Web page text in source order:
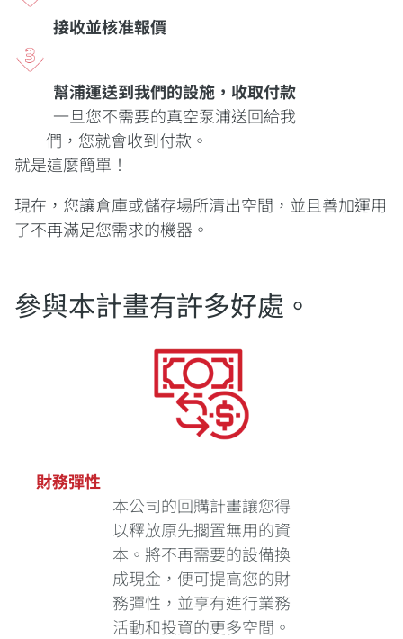
接收並核准報價
幫浦運送到我們的設施，收取付款
一旦您不需要的真空泵浦送回給我
們，您就會收到付款。
就是這麼簡單！
現在，您讓倉庫或儲存場所清出空間，並且善加運用
了不再滿足您需求的機器。
參與本計畫有許多好處。
財務彈性
本公司的回購計畫讓您得
以釋放原先擱置無用的資
本。將不再需要的設備換
成現金，便可提高您的財
務彈性，並享有進行業務
活動和投資的更多空間。